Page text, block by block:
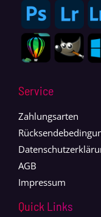
Service
Zahlungsarten
AGB
Impressum
Quick Links